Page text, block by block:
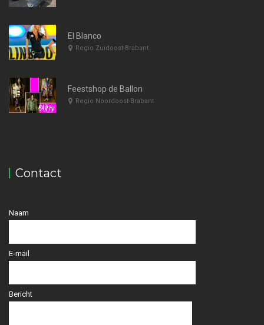
El Blanco
Regio Zuidoost-Brabant
Feestshop de Ballon
Regio Noordoost-Brabant
Contact
Naam
E-mail
Bericht